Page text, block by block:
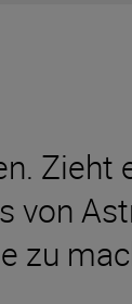
Zieht
von
zu